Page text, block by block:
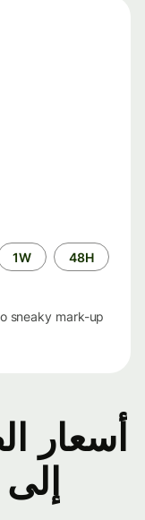
الفترة
الزمنية
48H
1W
sneaky mark-up
إلى CRC اليوم